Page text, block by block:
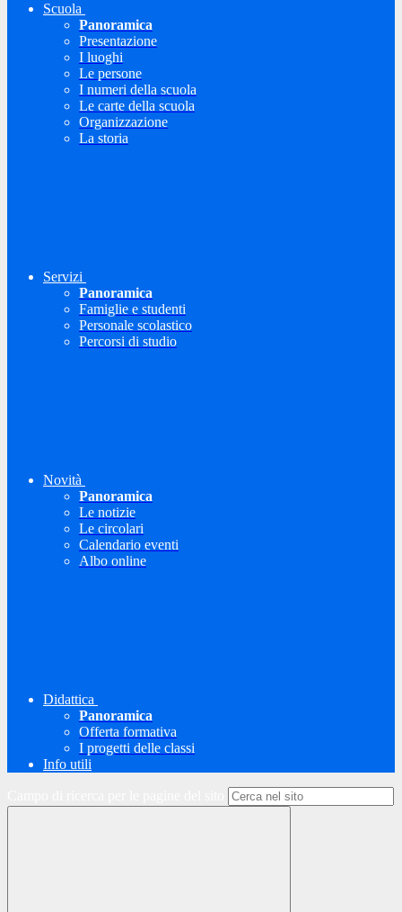
Scuola
Panoramica
Presentazione
I luoghi
Le persone
I numeri della scuola
Le carte della scuola
Organizzazione
La storia
Servizi
Panoramica
Famiglie e studenti
Personale scolastico
Percorsi di studio
Novità
Panoramica
Le notizie
Le circolari
Calendario eventi
Albo online
Didattica
Panoramica
Offerta formativa
I progetti delle classi
Info utili